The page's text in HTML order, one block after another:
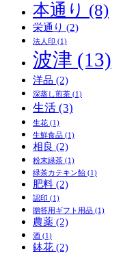
本通り (8)
栄通り (2)
法人印 (1)
波津 (13)
洋品 (2)
深蒸し煎茶 (1)
生活 (3)
生花 (1)
生鮮食品 (1)
相良 (2)
粉末緑茶 (1)
緑茶カテキン飴 (1)
肥料 (2)
認印 (1)
贈答用ギフト用品 (1)
農薬 (2)
酒 (1)
鉢花 (2)